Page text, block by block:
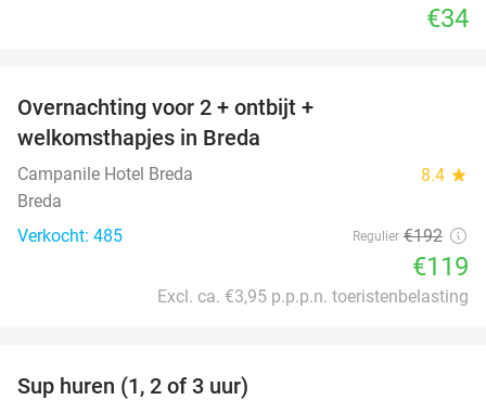
€34
Overnachting voor 2 + ontbijt +
welkomsthapjes in Breda
Campanile Hotel Breda 8.4 star
Breda
Verkocht: 485
Regulier €192
€119
Excl. ca. €3,95 p.p.p.n. toeristenbelasting
Sup huren (1, 2 of 3 uur)